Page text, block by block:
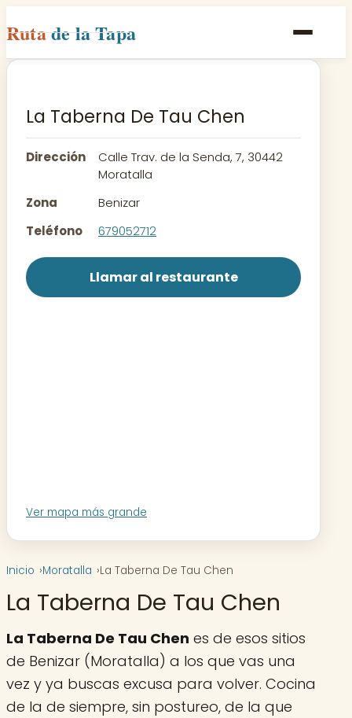
Rutade la Tapa
Inicio
Rutas
Contacto
La Taberna De Tau Chen
Dirección
Calle Trav. de la Senda, 7, 30442
Moratalla
Zona
Benizar
Teléfono
679052712
Llamar al restaurante
Ver mapa más grande
Inicio Moratalla La Taberna De Tau Chen
La Taberna De Tau Chen
La Taberna De Tau Chen es de esos sitios
de Benizar (Moratalla) a los que vas una
vez y ya buscas excusa para volver. Cocina
de la de siempre, sin postureo, de la que